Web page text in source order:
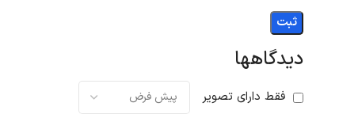
دیدگاهها
فقط دارای تصویر